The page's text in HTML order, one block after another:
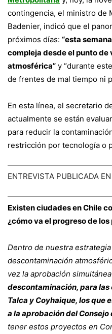
contingencia, el ministro de
Badenier, indicó que el
próximos días: “esta
compleja desde el punto
atmosférica” y “durante
de frentes de mal tiempo ni
En esta línea, el secretario
actualmente se están
para reducir la
restricción por tecnología o
ENTREVISTA PUBLICADA EN
Existen ciudades en Chile
¿cómo va el progreso de los
Dentro de nuestra
descontaminación
vez la aprobación
descontaminación, para las
Talca y Coyhaique, los que
a la aprobación del Consejo
tener estos proyectos en